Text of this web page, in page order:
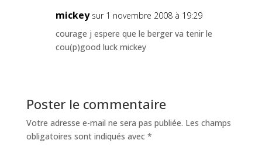
mickey sur 1 novembre 2008 à 19:29
courage j espere que le berger va tenir le
cou(p)good luck mickey
Poster le commentaire
Votre adresse e-mail ne sera pas publiée. Les champs
obligatoires sont indiqués avec *